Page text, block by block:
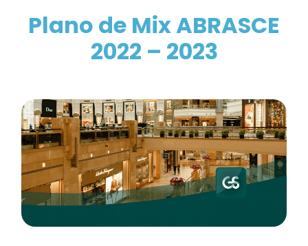
Plano de Mix ABRASCE
2022 – 2023